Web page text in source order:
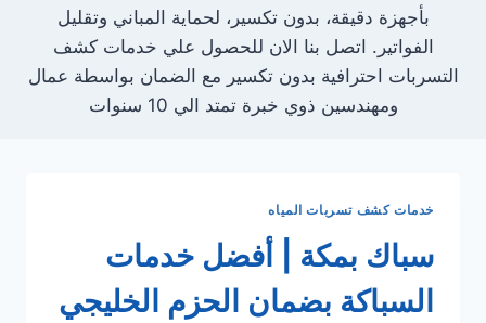
بأجهزة دقيقة، بدون تكسير، لحماية المباني وتقليل
الفواتير. اتصل بنا الان للحصول علي خدمات كشف
التسربات احترافية بدون تكسير مع الضمان بواسطة عمال
ومهندسين ذوي خبرة تمتد الي 10 سنوات
خدمات كشف تسربات المياه
سباك بمكة | أفضل خدمات
السباكة بضمان الحزم الخليجي